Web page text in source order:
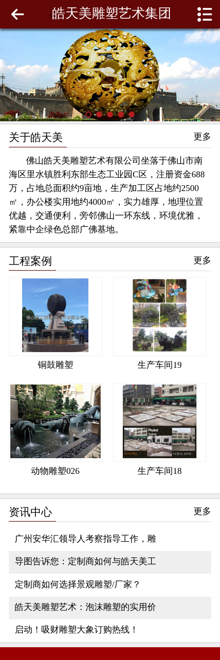
网站首页
最新动态
工程案例
雕塑泥模
<皓天美雕塑艺术集团
关于皓天美 更多
佛山皓天美雕塑艺术有限公司坐落于佛山市南
海区里水镇胜利东部生态工业园C区，注册资金688
万，占地总面积约9亩地，生产加工区占地约2500
㎡，办公楼实用地约4000㎡，实力雄厚，地理位置
优越，交通便利，旁邻佛山一环东线，环境优雅，
紧靠中企绿色总部广佛基地。
工程案例 更多
铜鼓雕塑 生产车间19
动物雕塑026 生产车间18
资讯中心 更多
广州安华汇领导人考察指导工作，雕
导图告诉您：定制商如何与皓天美工
定制商如何选择景观雕塑/厂家？
皓天美雕塑艺术：泡沫雕塑的实用价
启动！吸财雕塑大象订购热线！